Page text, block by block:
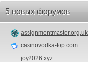
5 новых форумов
assignmentmaster.org.uk
casinovodka-top.com
joy2026.xyz